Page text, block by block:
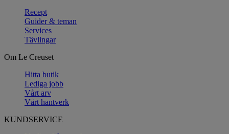
Recept
Guider & teman
Services
Tävlingar
Om Le Creuset
Hitta butik
Lediga jobb
Vårt arv
Vårt hantverk
KUNDSERVICE